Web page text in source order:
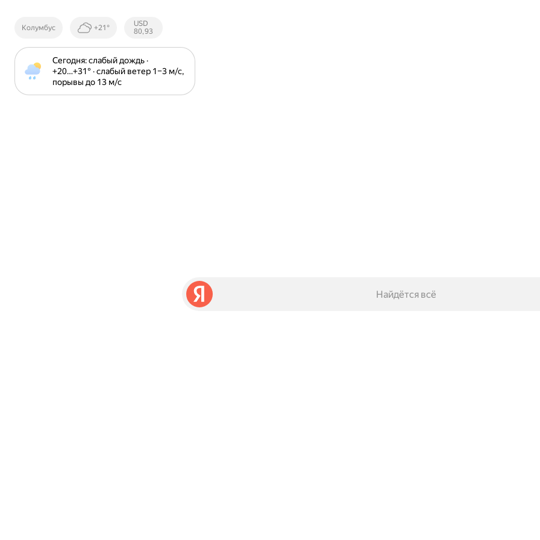
Колумбус +21°
Курсы ЦБ
РФ
USD
80,93
Сегодня: слабый дождь ·
+20⁠…⁠+31⁠° · слабый ветер 1⁠–⁠3 м⁠/⁠с,
порывы до 13 м⁠/⁠с